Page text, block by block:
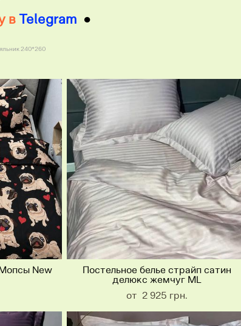
в Telegram ●
240*260
New
Постельное белье страйп сатин
делюкс жемчуг ML
от 2 925 грн.